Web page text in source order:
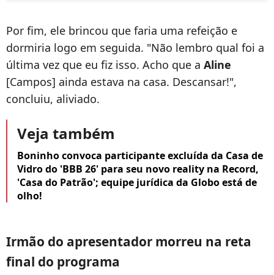
Por fim, ele brincou que faria uma refeição e
dormiria logo em seguida. "Não lembro qual foi a
última vez que eu fiz isso. Acho que a Aline
[Campos] ainda estava na casa. Descansar!",
concluiu, aliviado.
Veja também
Boninho convoca participante excluída da Casa de
Vidro do 'BBB 26' para seu novo reality na Record,
'Casa do Patrão'; equipe jurídica da Globo está de
olho!
Irmão do apresentador morreu na reta
final do programa